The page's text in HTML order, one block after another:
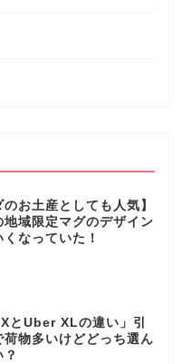
のお土産としても人気】
地域限定マグのデザイン
なっていた！
とUber XLの違い」引
荷物多いけどどっち選ん